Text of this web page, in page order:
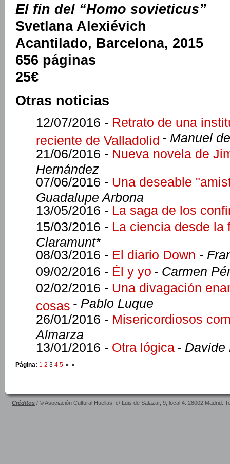
El fin del “Homo sovieticus”
Svetlana Alexiévich
Acantilado, Barcelona, 2015
656 páginas
25€
Otras noticias
12/07/2016 - Retrato de una
reciente de Valladolid - Manuel
21/06/2016 - Nueva novela de
Hernández
07/06/2016 - Una deseable
Guadalupe Arbona
13/05/2016 - La saga de los
15/03/2016 - La ciencia desde la
Claramunt*
08/03/2016 - El diario Down -
09/02/2016 - Él y yo - Carmen
02/02/2016 - Una divagación
cosas - Pablo Luque
26/01/2016 - Misericordiosos
Almarza
13/01/2016 - Otra lógica - Davide
Página: 1 2 3 4 5
Créditos / © Asociación Cultural Huellas, c/ Luis de Salazar, 9, local 4. 28002 Madrid.